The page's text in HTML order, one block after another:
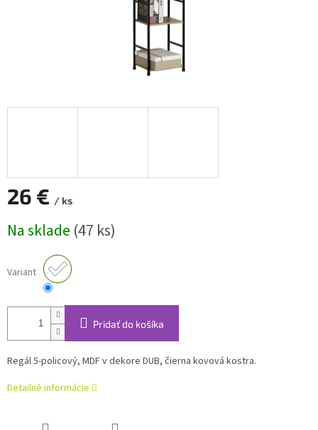
26 € / ks
cena:
Na sklade (47 ks)
Variant
Pridať do košíka
Regál 5-policový, MDF v dekore DUB, čierna kovová kostra.
Detailné informácie